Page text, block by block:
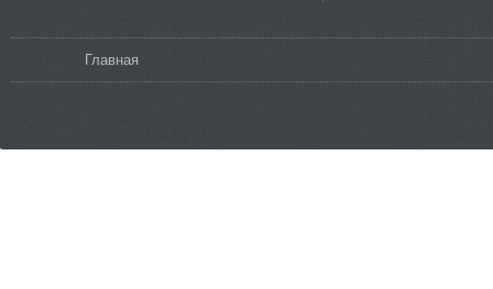
Главная